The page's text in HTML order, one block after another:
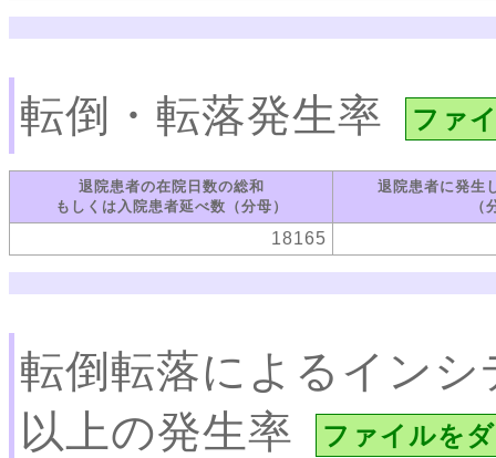
転倒・転落発生率 ファ
退院患者の在院日数の総和
もしくは入院患者延べ数（分母）
退院患者に発生
（
18165
転倒転落によるイン
以上の発生率
ファイルを